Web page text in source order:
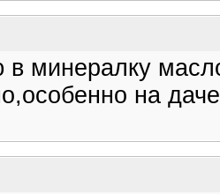
минералку
на